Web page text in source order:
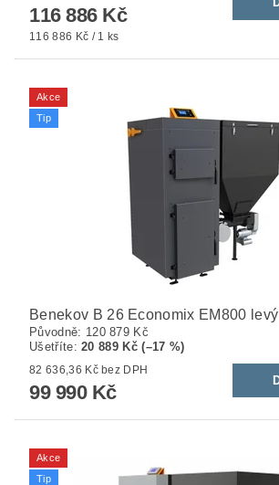
116 886 Kč
116 886 Kč / 1 ks
Akce
Tip
Benekov B 26 Economix EM800 levý
Původně: 120 879 Kč
Ušetříte:20 889 Kč (–17 %)
82 636,36 Kč bez DPH
99 990 Kč
Akce
Tip